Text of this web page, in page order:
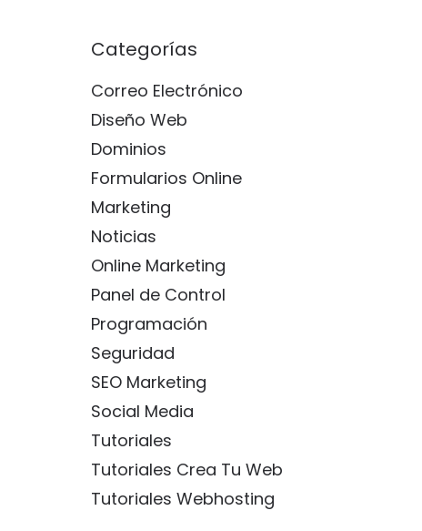
Categorías
Correo Electrónico
Diseño Web
Dominios
Formularios Online
Marketing
Noticias
Online Marketing
Panel de Control
Programación
Seguridad
SEO Marketing
Social Media
Tutoriales
Tutoriales Crea Tu Web
Tutoriales Webhosting